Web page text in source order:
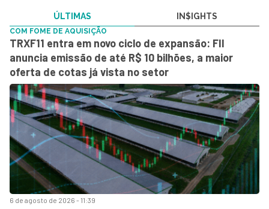
ÚLTIMAS IN$IGHTS
6 de agosto de 2026 - 11:39
COM FOME DE AQUISIÇÃO
TRXF11 entra em novo ciclo de expansão: FII
anuncia emissão de até R$ 10 bilhões, a maior
oferta de cotas já vista no setor